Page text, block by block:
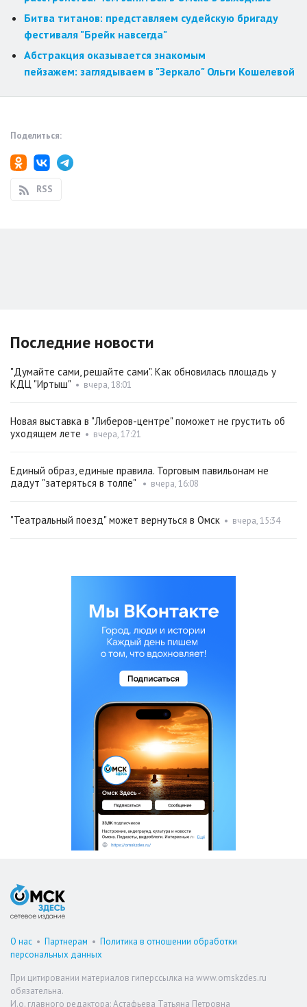
Битва титанов: представляем судейскую бригаду
фестиваля "Брейк навсегда"
Абстракция оказывается знакомым
пейзажем: заглядываем в "Зеркало" Ольги Кошелевой
Поделиться:
RSS
Последние новости
"Думайте сами, решайте сами". Как обновилась площадь у
КДЦ "Иртыш" • вчера, 18:01
Новая выставка в "Либеров-центре" поможет не грустить об
уходящем лете • вчера, 17:21
Единый образ, единые правила. Торговым павильонам не
дадут "затеряться в толпе"
• вчера, 16:08
"Театральный поезд" может вернуться в Омск • вчера, 15:34
О нас • Партнерам • Политика в отношении обработки
персональных данных
При цитировании материалов гиперссылка на www.omskzdes.ru
обязательна.
И.о. главного редактора: Астафьева Татьяна Петровна